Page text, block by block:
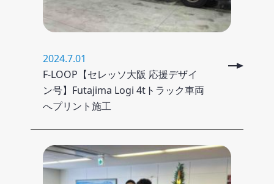
2024.7.01
F-LOOP【セレッソ大阪 応援デザイ
ン号】Futajima Logi 4tトラック車両
へプリント施工